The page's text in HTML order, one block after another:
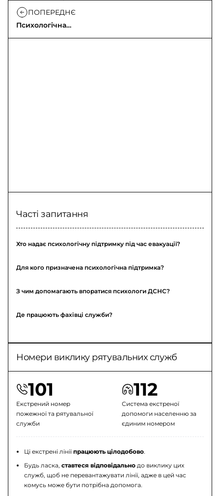
ПОПЕРЕДНЄ
Психологічна
підтримка під час
Часті запитання
Хто надає психологічну підтримку під час евакуації?
Для кого призначена психологічна підтримка?
З чим допомагають впоратися психологи ДСНС?
Де працюють фахівці служби?
Номери виклику рятувальних служб
101
Екстрений номер
пожежної та рятувальної
служби
112
Система екстреної
допомоги населенню за
єдиним номером
Ці екстрені лініїпрацюють цілодобово.
Будь ласка,ставтеся відповідально до виклику цих
служб, щоб не перевантажувати лінії, адже в цей час
комусь може бути потрібна допомога.